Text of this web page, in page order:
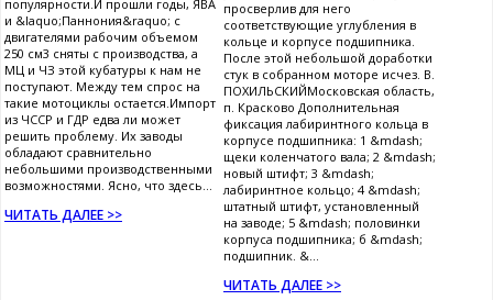
популярности.И прошли годы, ЯВА
и &laquo;Паннония&raquo; с
двигателями рабочим объемом
250 см3 сняты с производства, а
МЦ и ЧЗ этой кубатуры к нам не
поступают. Между тем спрос на
такие мотоциклы остается.Импорт
из ЧССР и ГДР едва ли может
решить проблему. Их заводы
обладают сравнительно
небольшими производственными
возможностями. Ясно, что здесь...
ЧИТАТЬ ДАЛЕЕ >>
просверлив для него
соответствующие углубления в
кольце и корпусе подшипника.
После этой небольшой доработки
стук в собранном моторе исчез. В.
ПОХИЛЬСКИЙМосковская область,
п. Красково Дополнительная
фиксация лабиринтного кольца в
корпусе подшипника: 1 &mdash;
щеки коленчатого вала; 2 &mdash;
новый штифт; 3 &mdash;
лабиринтное кольцо; 4 &mdash;
штатный штифт, установленный
на заводе; 5 &mdash; половинки
корпуса подшипника; б &mdash;
подшипник. &...
ЧИТАТЬ ДАЛЕЕ >>